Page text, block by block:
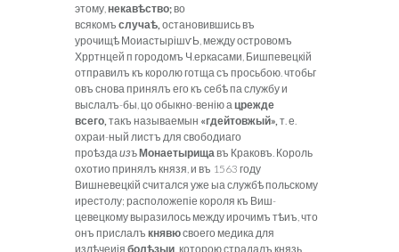
этому, некавѣство;во
всякомъ случаѣ остановившись въ
урочищѣ МоиастырішѵЬ, между островомъ
Хрртнцей п городомъ Ч.еркасами, Бишпевецкій
отправилъ къ королю готща съ просьбою. чтобьг
овъ снова принялъ его къ себѣ па службу и
выслалъ-бы, цо обыкно-венію а црежде
всего, такъ называемын «гдейтовжый», т. е.
охраи-ный листъ для свободиаго
проѣзда изъМонаетырища въ Краковъ. Король
охотио принялъ князя, и въ 1563 году
Вишневецкій считался уже ыа службѣ польскому
ирестолу; расположепіе короля къ Виш-
цевецкому выразилось между ирочимъ тѣиъ, что
онъ прислалъ княвюсвоего медика для
излѣчеиія болѣзыи, которою страдалъ князь